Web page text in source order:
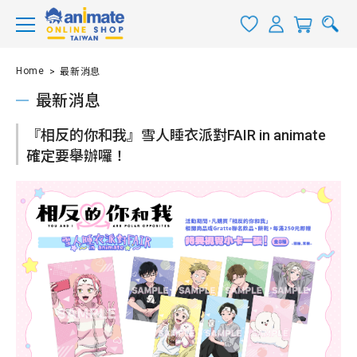
Home 最新消息
最新消息
『相反的你和我』雪人睡衣派對FAIR in animate
確定要舉辦囉！